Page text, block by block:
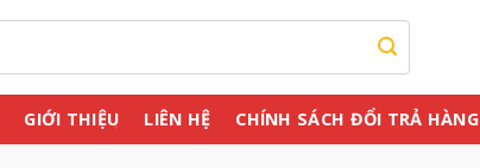
GIỚI THIỆU LIÊN HỆ CHÍNH SÁCH ĐỔI TRẢ HÀNG